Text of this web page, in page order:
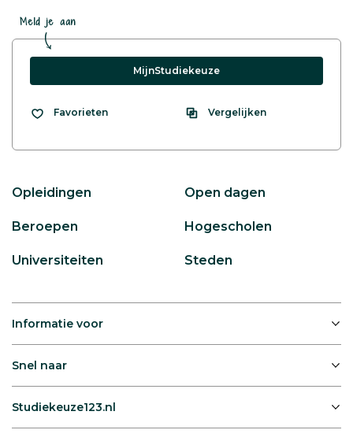
Meld je aan
MijnStudiekeuze
Favorieten Vergelijken
Opleidingen Open dagen
Beroepen Hogescholen
Universiteiten Steden
Informatie voor
Snel naar
Studiekeuze123.nl